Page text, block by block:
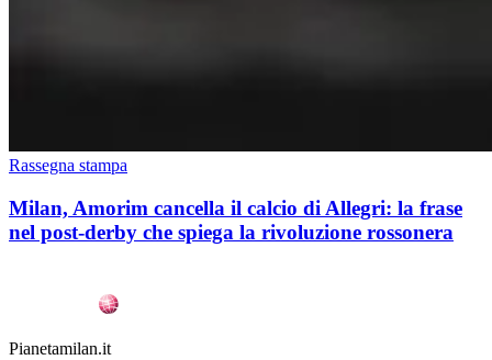
Rassegna stampa
Milan, Amorim cancella il calcio di Allegri: la frase
nel post-derby che spiega la rivoluzione rossonera
Pianetamilan.it